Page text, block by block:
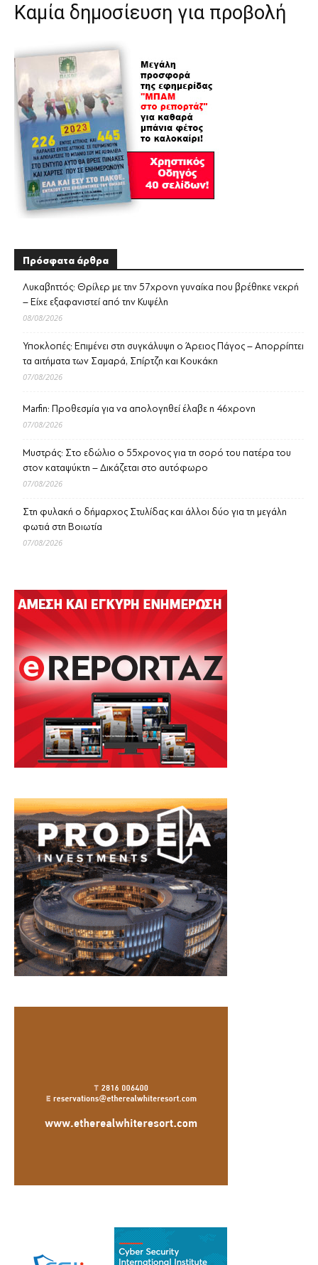
Καμία δημοσίευση για προβολή
Πρόσφατα άρθρα
Λυκαβηττός: Θρίλερ με την 57χρονη γυναίκα που βρέθηκε νεκρή
– Είχε εξαφανιστεί από την Κυψέλη
08/08/2026
Υποκλοπές: Επιμένει στη συγκάλυψη ο Άρειος Πάγος – Απορρίπτει
τα αιτήματα των Σαμαρά, Σπίρτζη και Κουκάκη
07/08/2026
Marfin: Προθεσμία για να απολογηθεί έλαβε η 46χρονη
07/08/2026
Μυστράς: Στο εδώλιο ο 55χρονος για τη σορό του πατέρα του
στον καταψύκτη – Δικάζεται στο αυτόφωρο
07/08/2026
Στη φυλακή ο δήμαρχος Στυλίδας και άλλοι δύο για τη μεγάλη
φωτιά στη Βοιωτία
07/08/2026